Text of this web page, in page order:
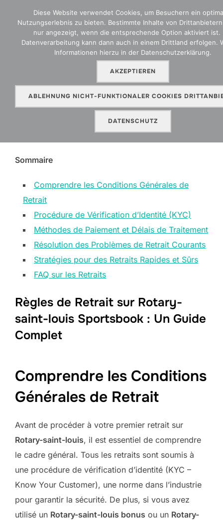
Inhalt
Règles de retrait du Sportsbook
Rotary-saint-louis
Uncategorized anVeröffentlicht
7. Juli.2026
Sommaire
Comprendre les Conditions Générales de
Retrait
Procédure de Vérification d’Identité (KYC)
Méthodes de Paiement et Délais de Traitement
Résolution des Problèmes de Retrait Courants
Stratégies pour des Retraits Rapides et Sûrs
FAQ sur les Retraits
Règles de Retrait sur Rotary-
saint-louis Sportsbook : Un Guide
Complet
Comprendre les Conditions
Générales de Retrait
Avant de procéder à votre premier retrait sur
Rotary-saint-louis, il est essentiel de comprendre
le cadre général. Tous les retraits sont soumis à
une procédure de vérification d’identité (KYC –
Know Your Customer), une norme dans l’industrie
pour garantir la sécurité. De plus, si vous avez
utilisé un Rotary-saint-louis bonus ou un Rotary-
Diese Website verwendet Cookies, um Besuchern ein
Nutzungserlebnis zu bieten. Bestimmte Inhalte von
nur angezeigt, wenn die entsprechende Option aktiviert ist.
Datenverarbeitung kann dann auch in einem Drittland erfolgen.
Informationen hierzu in der Datenschutzerklärung.
AKZEPTIEREN
ABLEHNUNG NICHT-FUNKTIONALER COOKIES
DATENSCHUTZ